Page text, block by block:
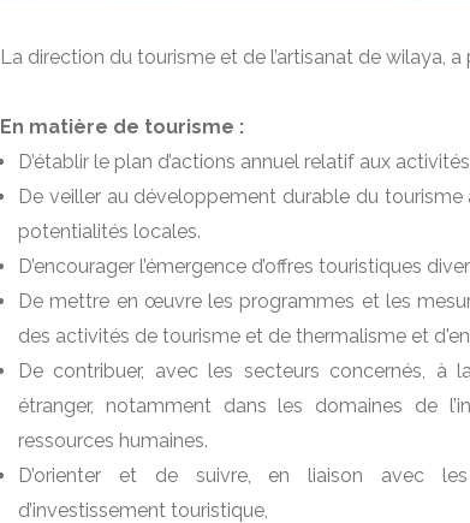
La direction du tourisme et de l’artisanat de wilaya, a
En matière de tourisme :
D’établir le plan d’actions annuel relatif aux
De veiller au développement durable du
potentialités locales.
D’encourager l’émergence d’offres touristiques
De mettre en œuvre les programmes et les
des activités de tourisme et de thermalisme et
De contribuer, avec les secteurs concernés, à
étranger, notamment dans les domaines de
ressources humaines.
D’orienter et de suivre, en liaison avec
d’investissement touristique,